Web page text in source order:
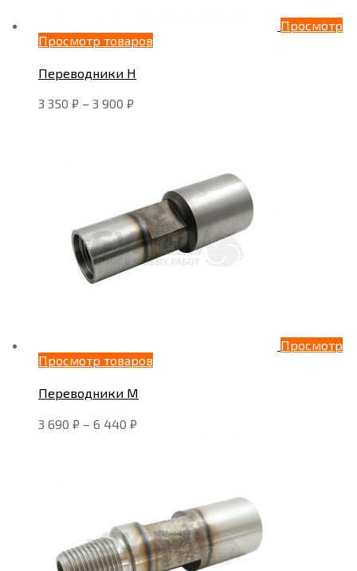
Просмотр
Просмотр товаров
Переводники Н
3 350 ₽ – 3 900 ₽
Просмотр
Просмотр товаров
Переводники М
3 690 ₽ – 6 440 ₽